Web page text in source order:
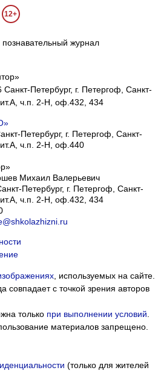
12+
журнал
Петербург, г. Петергоф, Санкт-
ч.п. 2-Н, оф.432, 434
Петербург, г. Петергоф, Санкт-
ч.п. 2-Н, оф.440
Михаил Валерьевич
Петербург, г. Петергоф Санкт-
ч.п. 2-Н, оф.432, 434
, используемых на сайте.
совпадает с точкой зрения авторов
только при выполнении условий
материалов запрещено.
(только для жителей